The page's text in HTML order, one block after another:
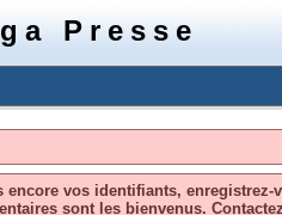
Presse
encore vos identifiants,
sont les bienvenus.